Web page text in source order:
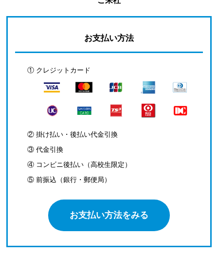
お支払い方法
① クレジットカード
② 掛け払い・後払い代金引換
③ 代金引換
④ コンビニ後払い（高校生限定）
⑤ 前振込（銀行・郵便局）
お支払い方法をみる